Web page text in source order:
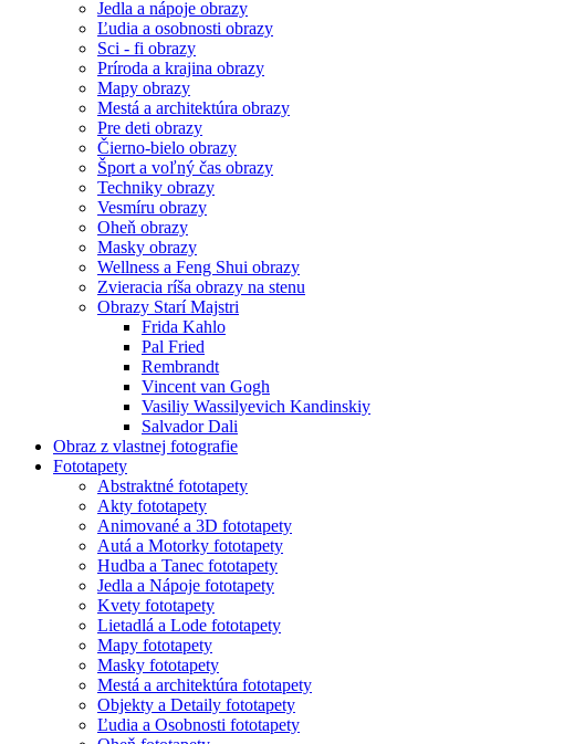
Jedla a nápoje obrazy
Ľudia a osobnosti obrazy
Sci - fi obrazy
Príroda a krajina obrazy
Mapy obrazy
Mestá a architektúra obrazy
Pre deti obrazy
Čierno-bielo obrazy
Šport a voľný čas obrazy
Techniky obrazy
Vesmíru obrazy
Oheň obrazy
Masky obrazy
Wellness a Feng Shui obrazy
Zvieracia ríša obrazy na stenu
Obrazy Starí Majstri
Frida Kahlo
Pal Fried
Rembrandt
Vincent van Gogh
Vasiliy Wassilyevich Kandinskiy
Salvador Dali
Obraz z vlastnej fotografie
Fototapety
Abstraktné fototapety
Akty fototapety
Animované a 3D fototapety
Autá a Motorky fototapety
Hudba a Tanec fototapety
Jedla a Nápoje fototapety
Kvety fototapety
Lietadlá a Lode fototapety
Mapy fototapety
Masky fototapety
Mestá a architektúra fototapety
Objekty a Detaily fototapety
Ľudia a Osobnosti fototapety